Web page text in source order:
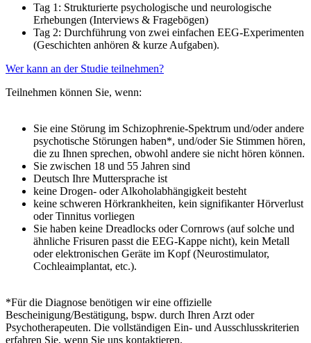
Tag 1: Strukturierte psychologische und neurologische
Erhebungen (Interviews & Fragebögen)
Tag 2: Durchführung von zwei einfachen EEG-Experimenten
(Geschichten anhören & kurze Aufgaben).
Wer kann an der Studie teilnehmen?
Teilnehmen können Sie, wenn:
Sie eine Störung im Schizophrenie-Spektrum und/oder andere
psychotische Störungen haben*, und/oder Sie Stimmen hören,
die zu Ihnen sprechen, obwohl andere sie nicht hören können.
Sie zwischen 18 und 55 Jahren sind
Deutsch Ihre Muttersprache ist
keine Drogen- oder Alkoholabhängigkeit besteht
keine schweren Hörkrankheiten, kein signifikanter Hörverlust
oder Tinnitus vorliegen
Sie haben keine Dreadlocks oder Cornrows (auf solche und
ähnliche Frisuren passt die EEG-Kappe nicht), kein Metall
oder elektronischen Geräte im Kopf (Neurostimulator,
Cochleaimplantat, etc.).
*Für die Diagnose benötigen wir eine offizielle
Bescheinigung/Bestätigung, bspw. durch Ihren Arzt oder
Psychotherapeuten. Die vollständigen Ein- und Ausschlusskriterien
erfahren Sie, wenn Sie uns kontaktieren.